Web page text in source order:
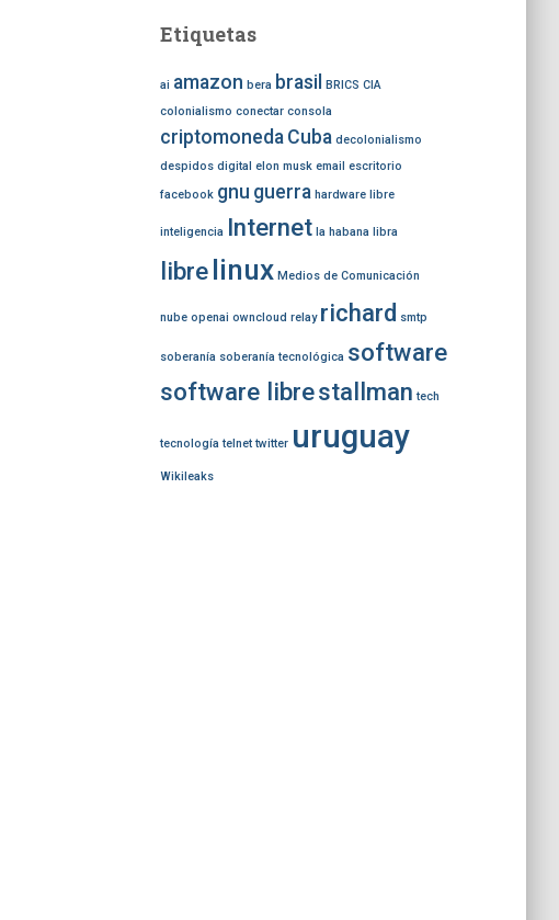
Etiquetas
ai amazon bera brasil BRICS CIA
colonialismo conectar consola
criptomoneda Cuba decolonialismo
despidos digital elon musk email escritorio
facebook gnu guerra hardware libre
inteligencia Internet la habana libra
libre linux Medios de Comunicación
nube openai owncloud relay richard smtp
soberanía soberanía tecnológica software
software librestallman tech
tecnología telnet twitter uruguay
Wikileaks